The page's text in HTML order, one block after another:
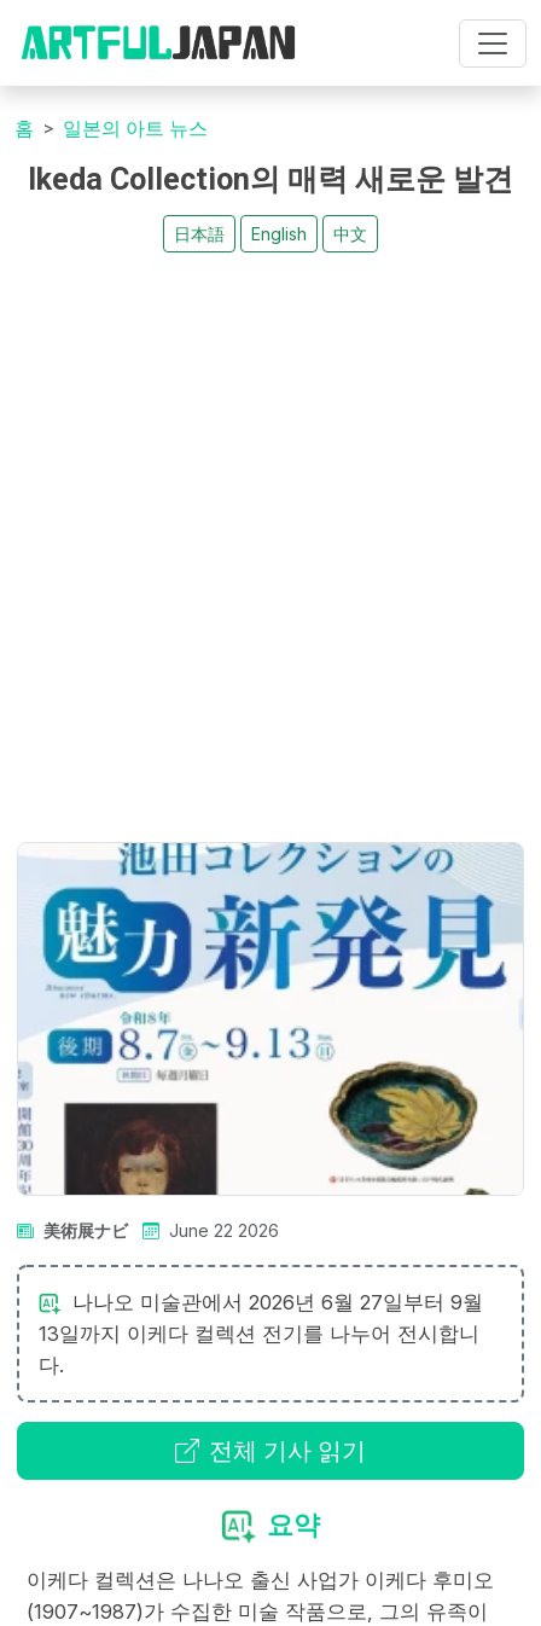
홈 일본의 아트 뉴스
Ikeda Collection의 매력 새로운 발견
日本語 English 中文
美術展ナビ June 22 2026
나나오 미술관에서 2026년 6월 27일부터 9월
13일까지 이케다 컬렉션 전기를 나누어 전시합니
다.
전체 기사 읽기
요약
이케다 컬렉션은 나나오 출신 사업가 이케다 후미오
(1907~1987)가 수집한 미술 작품으로, 그의 유족이